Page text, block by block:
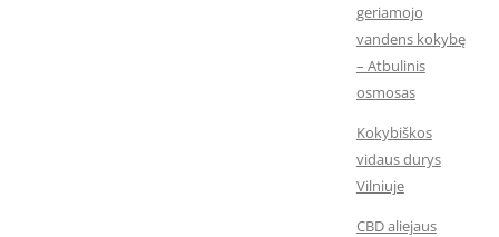
geriamojo
vandens kokybę
– Atbulinis
osmosas
Kokybiškos
vidaus durys
Vilniuje
CBD aliejaus